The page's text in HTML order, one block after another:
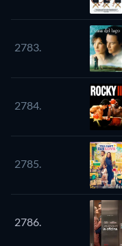
2783.
2784.
2785.
2786.